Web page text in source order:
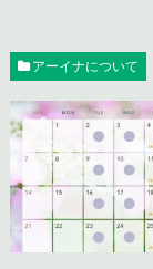
アーイナについて